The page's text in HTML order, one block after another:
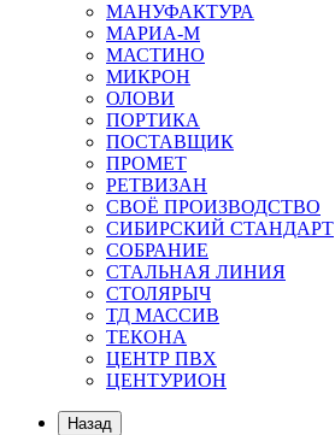
МАНУФАКТУРА
МАРИА-М
МАСТИНО
МИКРОН
ОЛОВИ
ПОРТИКА
ПОСТАВЩИК
ПРОМЕТ
РЕТВИЗАН
СВОЁ ПРОИЗВОДСТВО
СИБИРСКИЙ СТАНДАРТ
СОБРАНИЕ
СТАЛЬНАЯ ЛИНИЯ
СТОЛЯРЫЧ
ТД МАССИВ
ТЕКОНА
ЦЕНТР ПВХ
ЦЕНТУРИОН
Назад